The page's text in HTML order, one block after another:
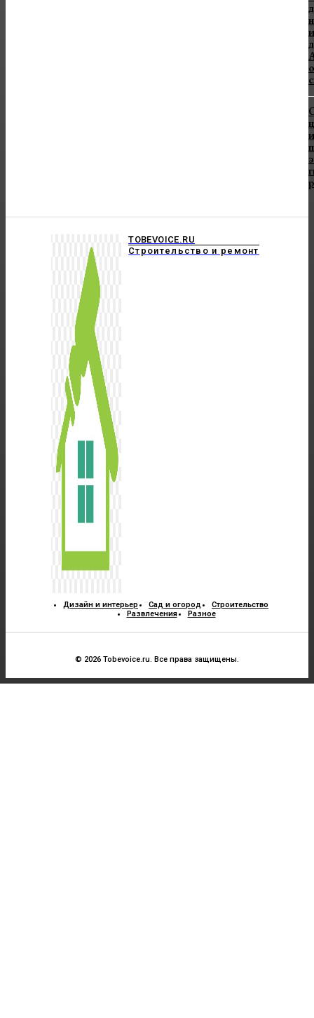
TOBEVOICE.RU
Строительство и ремонт
Дизайн и интерьер Сад и огород
Строительство
Развлечения
Разное
© 2026 Tobevoice.ru. Все права защищены.